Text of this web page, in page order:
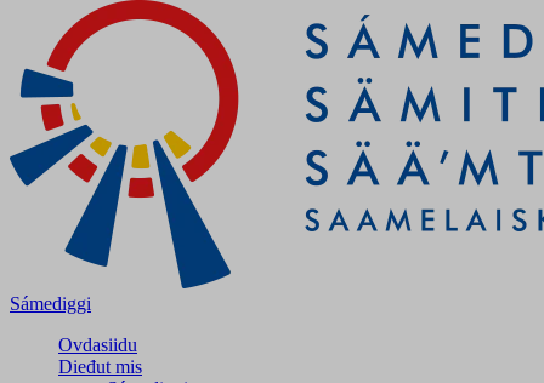
Sámediggi
Ovdasiidu
Dieđut mis